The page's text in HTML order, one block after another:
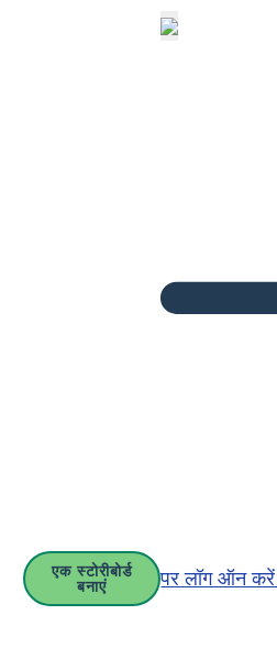
एक स्टोरीबोर्ड
बनाएं पर लॉग ऑन करें